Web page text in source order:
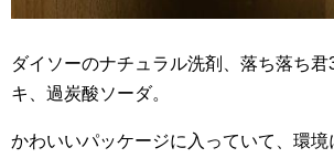
ダイソーのナチュラル洗剤、落ち落ち
キ、過炭酸ソーダ。
かわいいパッケージに入っていて、環